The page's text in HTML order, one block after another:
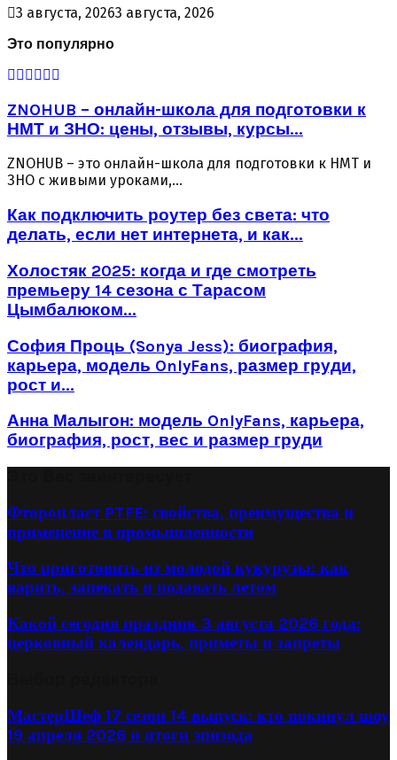
3 августа, 20263 августа, 2026
Это популярно
ZNOHUB – онлайн-школа для подготовки к
НМТ и ЗНО: цены, отзывы, курсы...
ZNOHUB – это онлайн-школа для подготовки к НМТ и
ЗНО с живыми уроками,...
Как подключить роутер без света: что
делать, если нет интернета, и как...
Холостяк 2025: когда и где смотреть
премьеру 14 сезона с Тарасом
Цымбалюком...
София Проць (Sonya Jess): биография,
карьера, модель OnlyFans, размер груди,
рост и...
Анна Малыгон: модель OnlyFans, карьера,
биография, рост, вес и размер груди
Фторопласт PTFE: свойства, преимущества и
применение в промышленности
Что приготовить из молодой кукурузы: как
варить, запекать и подавать летом
Какой сегодня праздник 3 августа 2026 года:
церковный календарь, приметы и запреты
МастерШеф 17 сезон 14 выпуск: кто покинул шоу
19 апреля 2026 и итоги эпизода